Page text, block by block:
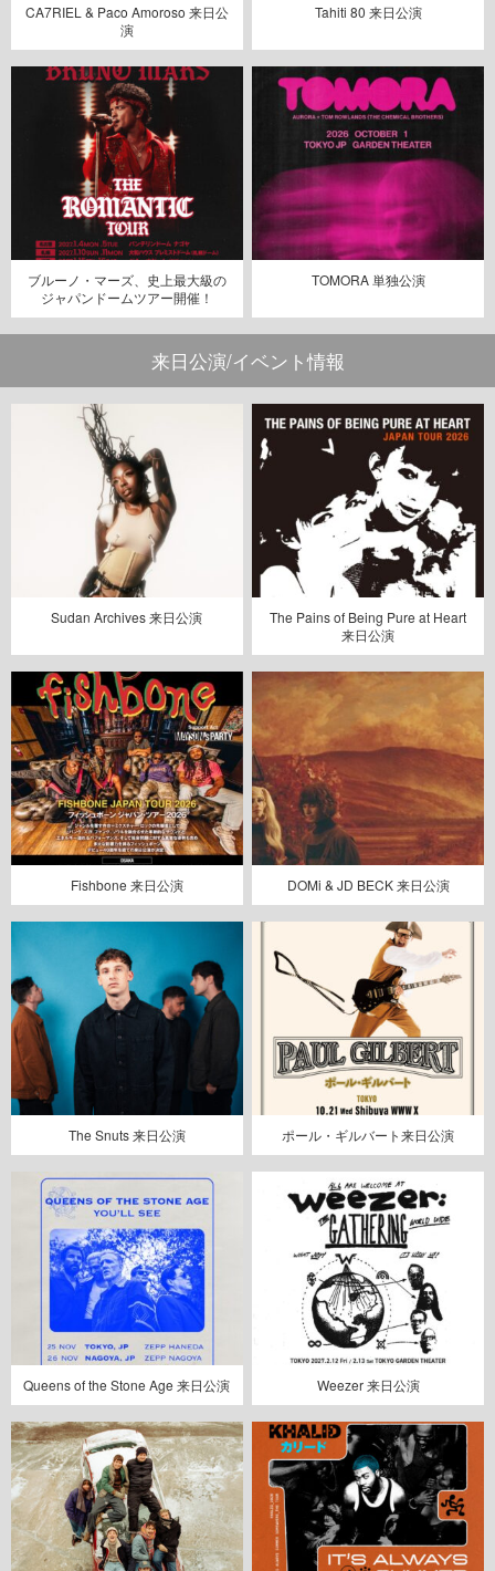
CA7RIEL & Paco Amoroso 来日公
演
Tahiti 80 来日公演
ブルーノ・マーズ、史上最大級の
ジャパンドームツアー開催！
TOMORA 単独公演
来日公演/イベント情報
Sudan Archives 来日公演
The Pains of Being Pure at Heart
来日公演
Fishbone 来日公演 DOMi & JD BECK 来日公演
The Snuts 来日公演 ポール・ギルバート来日公演
Queens of the Stone Age 来日公演 Weezer 来日公演